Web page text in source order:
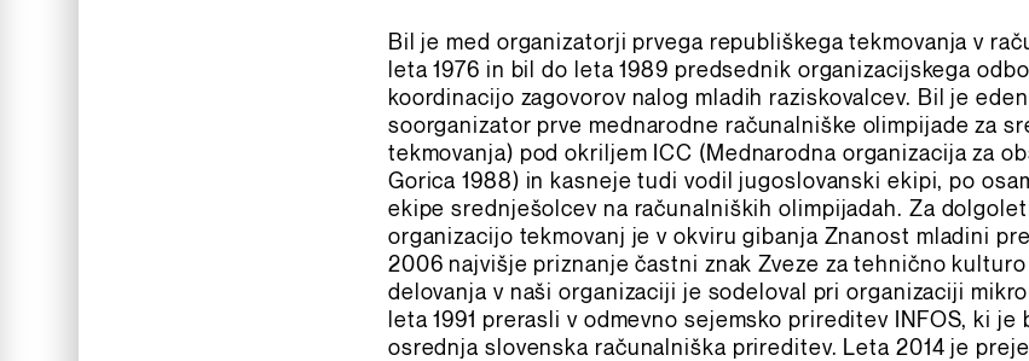
Bil je med organizatorji prvega republiškega tekmovanja v
leta 1976 in bil do leta 1989 predsednik organizacijskega
koordinacijo zagovorov nalog mladih raziskovalcev. Bil je
soorganizator prve mednarodne računalniške olimpijade za
tekmovanja) pod okriljem ICC (Mednarodna organizacija za
Gorica 1988) in kasneje tudi vodil jugoslovanski ekipi, po
ekipe srednješolcev na računalniških olimpijadah. Za
organizacijo tekmovanj je v okviru gibanja Znanost mladini
2006 najvišje priznanje častni znak Zveze za tehnično
delovanja v naši organizaciji je sodeloval pri organizaciji
leta 1991 prerasli v odmevno sejemsko prireditev INFOS, ki je
osrednja slovenska računalniška prireditev. Leta 2014 je